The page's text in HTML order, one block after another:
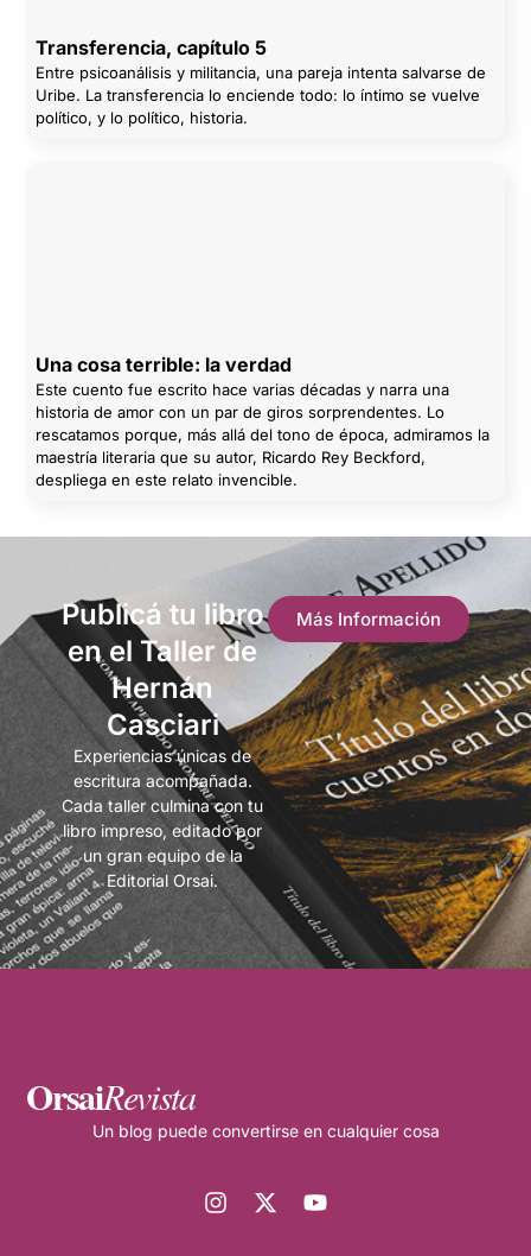
Transferencia, capítulo 5
Entre psicoanálisis y militancia, una pareja intenta salvarse de
Uribe. La transferencia lo enciende todo: lo íntimo se vuelve
político, y lo político, historia.
Una cosa terrible: la verdad
Este cuento fue escrito hace varias décadas y narra una
historia de amor con un par de giros sorprendentes. Lo
rescatamos porque, más allá del tono de época, admiramos la
maestría literaria que su autor, Ricardo Rey Beckford,
despliega en este relato invencible.
Publicá tu libro
en el Taller de
Hernán
Casciari
Experiencias únicas de
escritura acompañada.
Cada taller culmina con tu
libro impreso, editado por
un gran equipo de la
Editorial Orsai.
Más Información
OrsaiRevista
Un blog puede convertirse en cualquier cosa